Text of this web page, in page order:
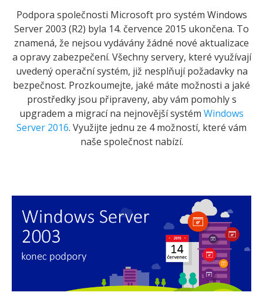
Podpora společnosti Microsoft pro systém Windows
Server 2003 (R2) byla 14. července 2015 ukončena. To
znamená, že nejsou vydávány žádné nové aktualizace
a opravy zabezpečení. Všechny servery, které využívají
uvedený operační systém, již nesplňují požadavky na
bezpečnost. Prozkoumejte, jaké máte možnosti a jaké
prostředky jsou připraveny, aby vám pomohly s
upgradem a migrací na nejnovější systém Windows
Server 2016. Využijte jednu ze 4 možností, které vám
naše společnost nabízí.